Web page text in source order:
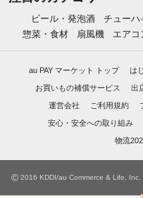
ビール・発泡酒 チューハ
惣菜・食材
扇風機 エアコ
au PAY マーケット トップ は
お買いもの補償サービス 出
運営会社 ご利用規約
安心・安全への取り組み
物流
© 2016 KDDI/au Commerce & Life, Inc.